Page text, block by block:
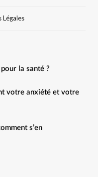
la santé ?
votre anxiété et votre
s’en